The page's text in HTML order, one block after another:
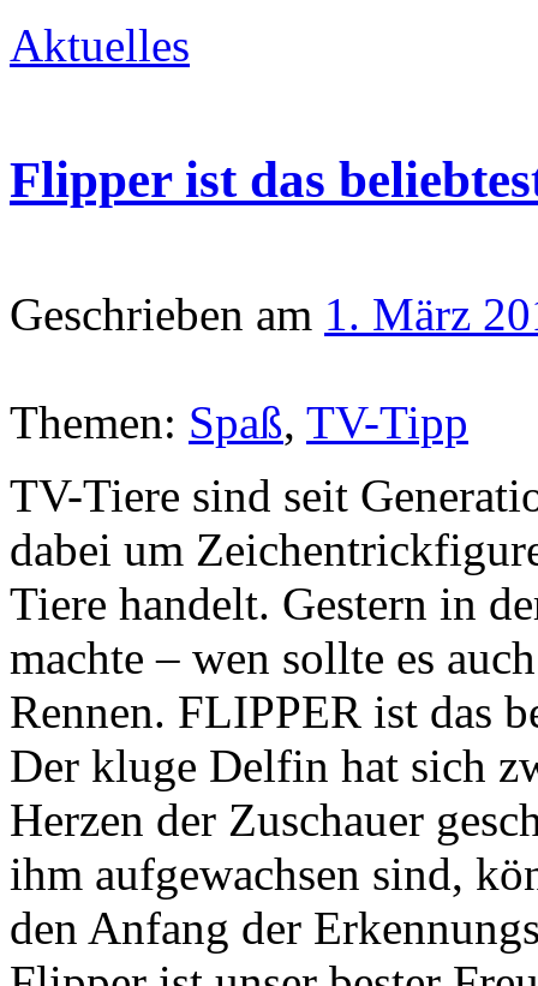
Aktuelles
Flipper ist das
Geschrieben am 1. März
Themen: Spaß, TV-Tipp
TV-Tiere sind seit
dabei um
Tiere handelt. Gestern in
machte – wen sollte es
Rennen. FLIPPER ist das
Der kluge Delfin hat sich
Herzen der Zuschauer
ihm aufgewachsen sind,
den Anfang der